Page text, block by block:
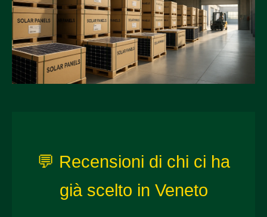
💬 Recensioni di chi ci ha
già scelto in Veneto